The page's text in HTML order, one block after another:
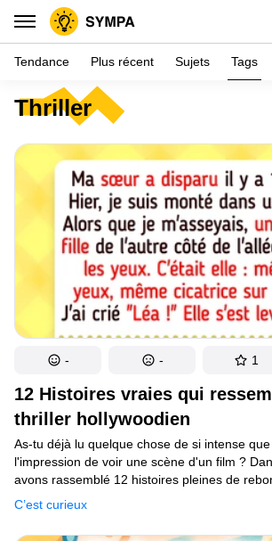
Thriller
12 Histoires vraies qui
thriller hollywoodien
C’est curieux
As-tu déjà lu quelque chose de si intense
l'impression de voir une scène d'un film ?
avons rassemblé 12 histoires pleines de
suspense et de drame, comme dans un
évasions audacieuses aux secrets
tiendra en haleine. Il ne s'agit pas de
- - 1
Tendance Plus récent Sujets Tags
Inspiration
Psychologie
Conseils
Couple
Éducation
Tests
Création
Maison